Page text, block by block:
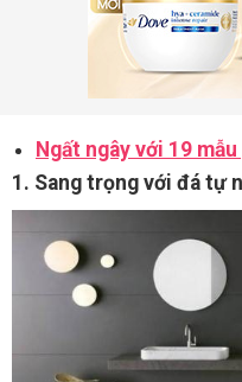
Ngất ngây với 19
1. Sang trọng với đá tự